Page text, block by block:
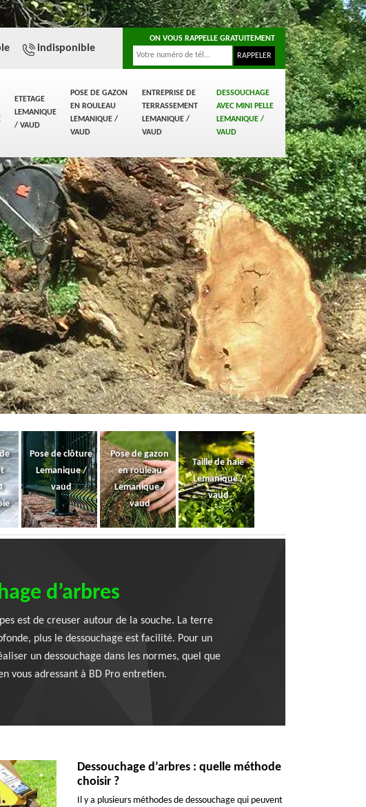
ETETAGE
LEMANIQUE
/ VAUD
POSE DE GAZON
EN ROULEAU
LEMANIQUE /
VAUD
ENTREPRISE DE
TERRASSEMENT
LEMANIQUE /
VAUD
DESSOUCHAGE
AVEC MINI PELLE
LEMANIQUE /
VAUD
indisponible
ON VOUS RAPPELLE GRATUITEMENT
Pose de clôture
Lemanique /
vaud
Pose de gazon
en rouleau
Lemanique /
vaud
Taille de haie
Lemanique /
vaud
d’arbres
est de creuser autour de la souche. La terre
plus le dessouchage est facilité. Pour un
un dessouchage dans les normes, quel que
vous adressant à BD Pro entretien.
Dessouchage d’arbres : quelle méthode
choisir ?
Il y a plusieurs méthodes de dessouchage qui peuvent